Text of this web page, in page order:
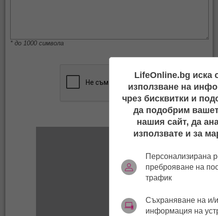
* до 1000 символа
LifeOnline.bg иска
използване на
чрез бисквитки и
да подобрим
нашия сайт, да
използвате и за
Персонализирана
преброяване на
трафик
Съхраняване на и/
информация на